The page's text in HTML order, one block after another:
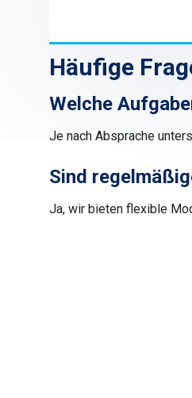
Häufige
Welche
Je nach Absprache
Sind
Ja, wir bieten flexible